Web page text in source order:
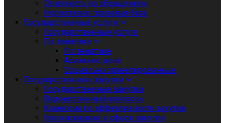
Отчетность по обращениям
Нормативно правовая база
Государственные услуги
Государственные услуги
По тематике
По тематике
Архивное дело
Социально ориентированные
Государственные закупки
Государственные закупки
Ведомственный контроль
Комиссия по эффективности закупок
Нормирование в сфере закупок